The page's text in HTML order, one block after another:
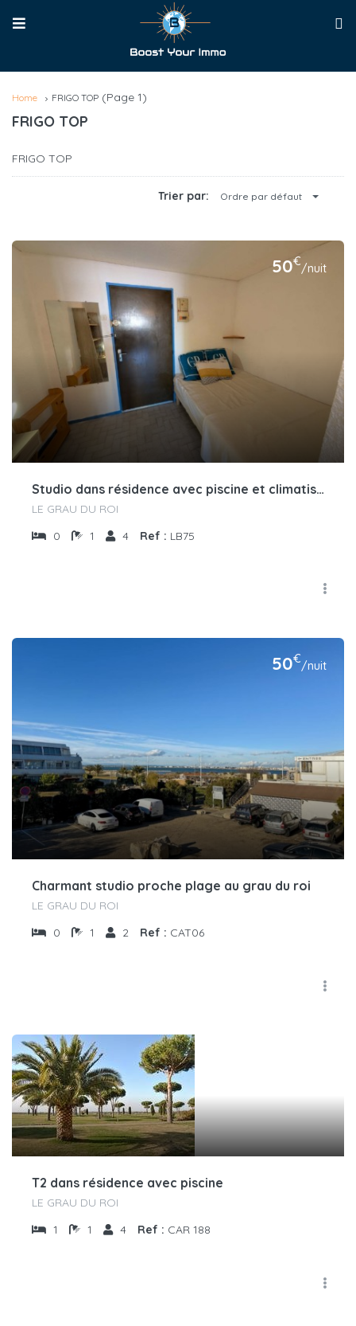
Home FRIGO TOP (Page 1)
FRIGO TOP
FRIGO TOP
Trier par: Ordre par défaut
50€/nuit
Studio dans résidence avec piscine et climatisation
LE GRAU DU ROI
0
1 4 Ref : LB75
50€/nuit
Charmant studio proche plage au grau du roi
LE GRAU DU ROI
0
1 2 Ref : CAT06
T2 dans résidence avec piscine
LE GRAU DU ROI
1
1 4 Ref : CAR 188